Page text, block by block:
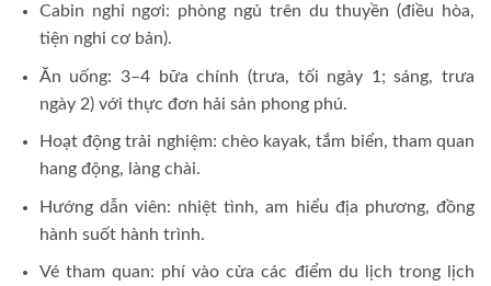
Cabin nghỉ ngơi: phòng ngủ trên du thuyền (điều hòa,
tiện nghi cơ bản).
Ăn uống: 3–4 bữa chính (trưa, tối ngày 1; sáng, trưa
ngày 2) với thực đơn hải sản phong phú.
Hoạt động trải nghiệm: chèo kayak, tắm biển, tham quan
hang động, làng chài.
Hướng dẫn viên: nhiệt tình, am hiểu địa phương, đồng
hành suốt hành trình.
Vé tham quan: phí vào cửa các điểm du lịch trong lịch